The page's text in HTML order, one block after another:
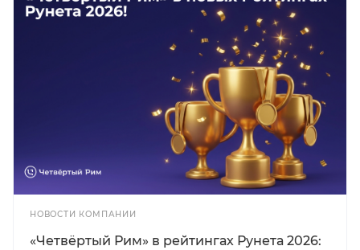
НОВОСТИ КОМПАНИИ
«Четвёртый Рим» в рейтингах Рунета 2026: